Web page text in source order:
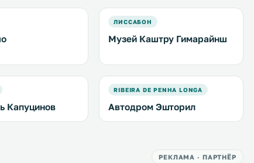
ЛИССАБОН
Музей Каштру Гимарайнш
Капуцинов
RIBEIRA DE PENHA LONGA
Автодром Эшторил
РЕКЛАМА · ПАРТНЁР